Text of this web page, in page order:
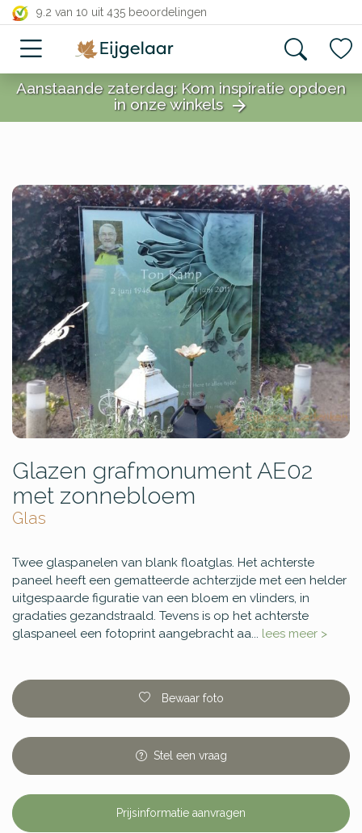
9.2 van 10 uit 435 beoordelingen
close
close
Aanstaande zaterdag: Kom inspiratie opdoen
in onze winkels arrow_forward
Glazen grafmonument AE02
met zonnebloem
Glas
Twee glaspanelen van blank floatglas. Het achterste
paneel heeft een gematteerde achterzijde met een helder
uitgespaarde figuratie van een bloem en vlinders, in
gradaties gezandstraald. Tevens is op het achterste
glaspaneel een fotoprint aangebracht aa... lees meer >
Bewaar foto
Stel een vraag
Prijsinformatie aanvragen